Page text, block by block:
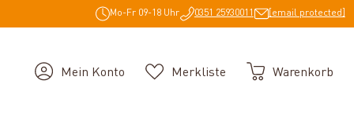
Mo-Fr 09-18 Uhr 0351 25930011 [email protected]
Mein Konto Merkliste Warenkorb